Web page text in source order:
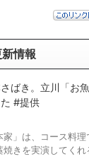
情報
ばき。立川「お
#提供
家」は、コース料
焼きを実演してく